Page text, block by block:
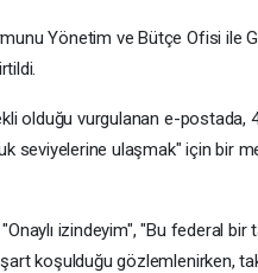
Yönetim ve Bütçe Ofisi ile
olduğu vurgulanan e-postada,
seviyelerine ulaşmak" için bir
izindeyim", "Bu federal bir
koşulduğu gözlemlenirken,